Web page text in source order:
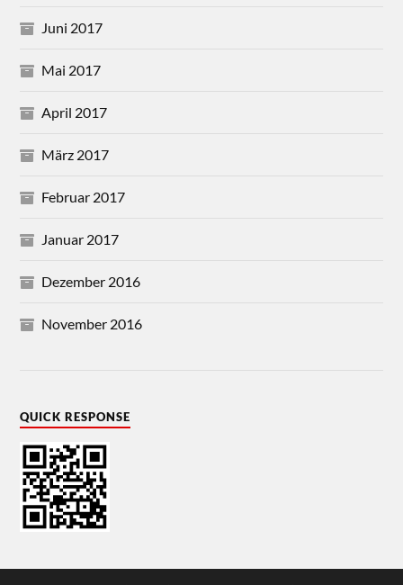
Juni 2017
Mai 2017
April 2017
März 2017
Februar 2017
Januar 2017
Dezember 2016
November 2016
QUICK RESPONSE